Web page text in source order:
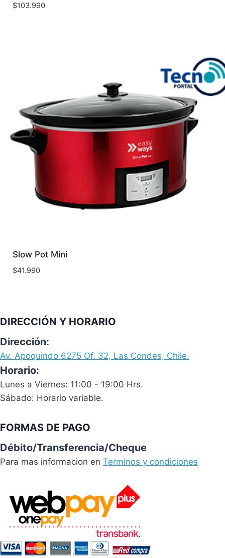
$103.990
Slow Pot Mini
$41.990
DIRECCIÓN Y HORARIO
Dirección:
Av. Apoquindo 6275 Of. 32, Las Condes, Chile.
Horario:
Lunes a Viernes: 11:00 - 19:00 Hrs.
Sábado: Horario variable.
FORMAS DE PAGO
Débito/Transferencia/Cheque
Para mas informacion en Terminos y condiciones